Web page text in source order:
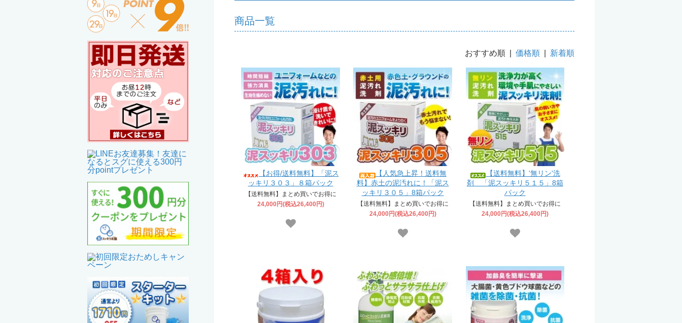
商品一覧
おすすめ順 | 価格順 新着順
【お得/送料無料】「泥ス
ッキリ３０３」８箱パック
【送料無料】まとめ買いでお得に
24,000円(税込26,400円)
【人気急上昇！送料無
料】赤土の泥汚れに！「泥ス
ッキリ３０５」8箱パック
【送料無料】まとめ買いでお得に
24,000円(税込26,400円)
【送料無料】'無リン'洗
剤 「泥スッキリ５１５」8箱
パック
【送料無料】まとめ買いでお得に
24,000円(税込26,400円)